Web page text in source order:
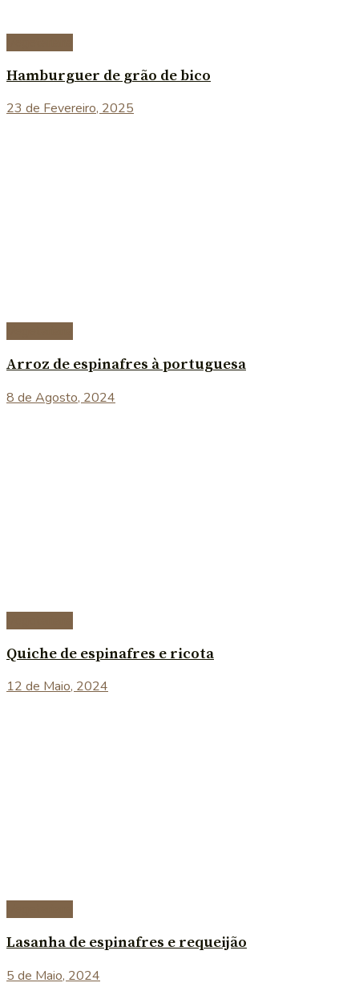
Hamburguer de grão de bico
23 de Fevereiro, 2025
Arroz de espinafres à portuguesa
8 de Agosto, 2024
Quiche de espinafres e ricota
12 de Maio, 2024
Lasanha de espinafres e requeijão
5 de Maio, 2024